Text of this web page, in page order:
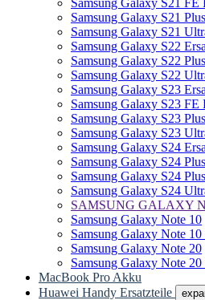
Samsung Galaxy S21
Samsung Galaxy S21
Samsung Galaxy S22
Samsung Galaxy S22
Samsung Galaxy S22
Samsung Galaxy S23
Samsung Galaxy S23 FE
Samsung Galaxy S23
Samsung Galaxy S23
Samsung Galaxy S24
Samsung Galaxy S24
Samsung Galaxy S24
Samsung Galaxy S24
SAMSUNG GALAXY
Samsung Galaxy Note 10
Samsung Galaxy Note 10
Samsung Galaxy Note 20
Samsung Galaxy Note
MacBook Pro Akku
Huawei Handy Ersatzteile